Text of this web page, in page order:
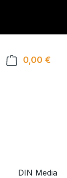
0,00 €
DIN Media